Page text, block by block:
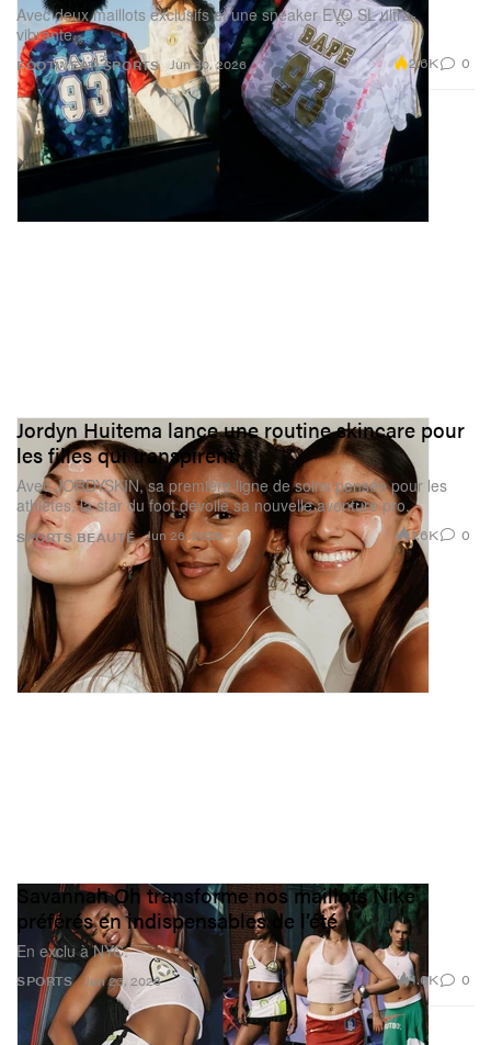
FOOTWEAR SPORTS
Avec deux maillots exclusifs et une sneaker EVO SL ultra-
vibrante.
Jun 30, 2026 2.6K 0
SPORTS BEAUTÉ
Jordyn Huitema lance une routine skincare pour
les filles qui transpirent
Avec JORDYSKIN, sa première ligne de soins pensée pour les
athlètes, la star du foot dévoile sa nouvelle aventure pro.
Jun 26, 2026 1.6K 0
SPORTS
Savannah Oh transforme nos maillots Nike
préférés en indispensables de l’été
En exclu à NYC.
Jun 23, 2026 1.0K 0